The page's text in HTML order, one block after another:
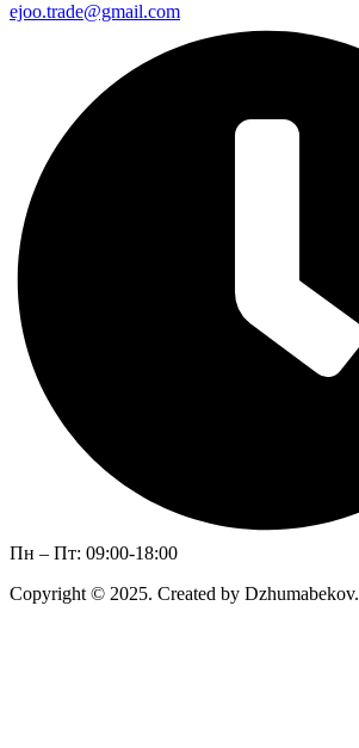
ejoo.trade@gmail.com
Пн – Пт: 09:00-18:00
Copyright © 2025. Created by Dzhumabekov.